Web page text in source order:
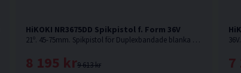
HiKOKI NR3675DD Spikpistol f. Form 36V
21º. 45-75mm. Spikpistol för Duplexbandade blanka dubbelhuvudspikar för formsättning, tillfällig infästning etc. Levereras utan batteri och laddare.
9 613 kr
8 195 kr 7